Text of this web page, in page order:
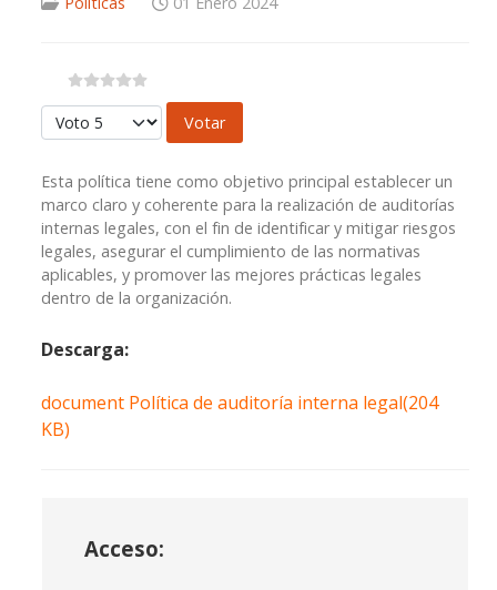
Por favor, vote
Esta política tiene como objetivo principal establecer un
marco claro y coherente para la realización de auditorías
internas legales, con el fin de identificar y mitigar riesgos
legales, asegurar el cumplimiento de las normativas
aplicables, y promover las mejores prácticas legales
dentro de la organización.
Descarga:
document Política de auditoría interna legal(204
KB)
Acceso: